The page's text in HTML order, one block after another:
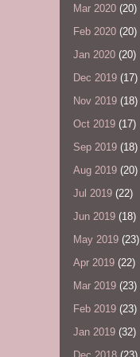
Mar 2020 (20)
Feb 2020 (20)
Jan 2020 (20)
Dec 2019 (17)
Nov 2019 (18)
Oct 2019 (17)
Sep 2019 (18)
Aug 2019 (20)
Jul 2019 (22)
Jun 2019 (18)
May 2019 (23)
Apr 2019 (22)
Mar 2019 (23)
Feb 2019 (23)
Jan 2019 (32)